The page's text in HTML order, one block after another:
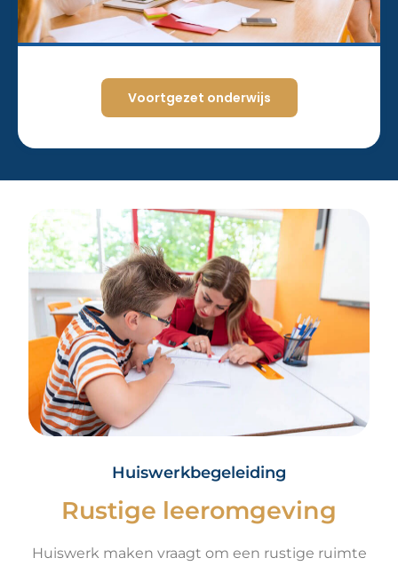
Voortgezet onderwijs
Huiswerkbegeleiding
Rustige leeromgeving
Huiswerk maken vraagt om een rustige ruimte